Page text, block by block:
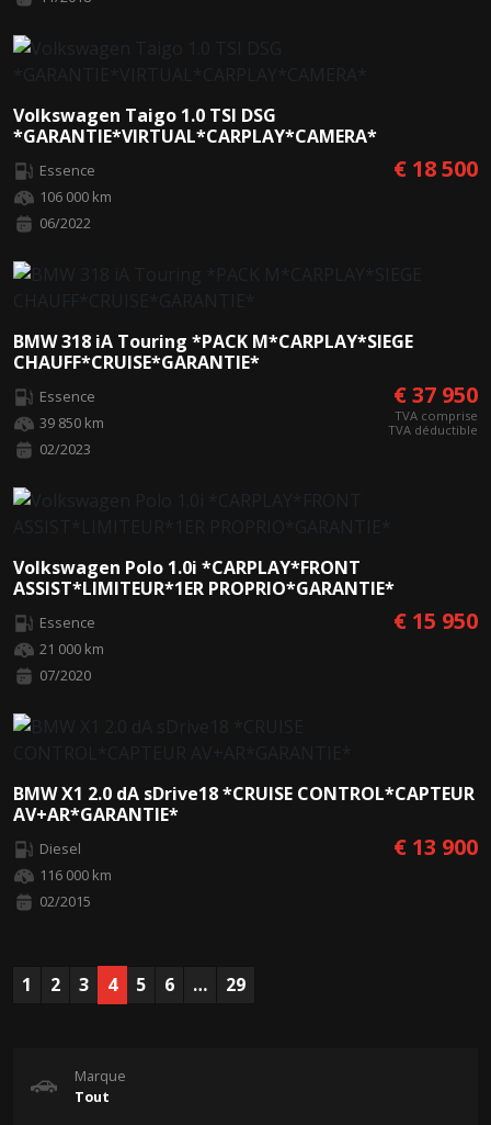
Volkswagen Taigo 1.0 TSI DSG
*GARANTIE*VIRTUAL*CARPLAY*CAMERA*
Essence
106 000 km
06/2022
€ 18 500
BMW 318 iA Touring *PACK M*CARPLAY*SIEGE
CHAUFF*CRUISE*GARANTIE*
Essence
39 850 km
02/2023
€ 37 950
TVA comprise
TVA déductible
Volkswagen Polo 1.0i *CARPLAY*FRONT
ASSIST*LIMITEUR*1ER PROPRIO*GARANTIE*
Essence
21 000 km
07/2020
€ 15 950
BMW X1 2.0 dA sDrive18 *CRUISE CONTROL*CAPTEUR
AV+AR*GARANTIE*
Diesel
116 000 km
02/2015
€ 13 900
1 2 3 4 5 6 … 29
Marque